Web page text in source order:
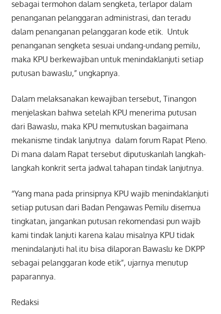
sebagai termohon dalam sengketa, terlapor dalam
penanganan pelanggaran administrasi, dan teradu
dalam penanganan pelanggaran kode etik. Untuk
penanganan sengketa sesuai undang-undang pemilu,
maka KPU berkewajiban untuk menindaklanjuti setiap
putusan bawaslu,” ungkapnya.
Dalam melaksanakan kewajiban tersebut, Tinangon
menjelaskan bahwa setelah KPU menerima putusan
dari Bawaslu, maka KPU memutuskan bagaimana
mekanisme tindak lanjutnya dalam forum Rapat Pleno.
Di mana dalam Rapat tersebut diputuskanlah langkah-
langkah konkrit serta jadwal tahapan tindak lanjutnya.
“Yang mana pada prinsipnya KPU wajib menindaklanjuti
setiap putusan dari Badan Pengawas Pemilu disemua
tingkatan, jangankan putusan rekomendasi pun wajib
kami tindak lanjuti karena kalau misalnya KPU tidak
menindalanjuti hal itu bisa dilaporan Bawaslu ke DKPP
sebagai pelanggaran kode etik”, ujarnya menutup
paparannya.
Redaksi